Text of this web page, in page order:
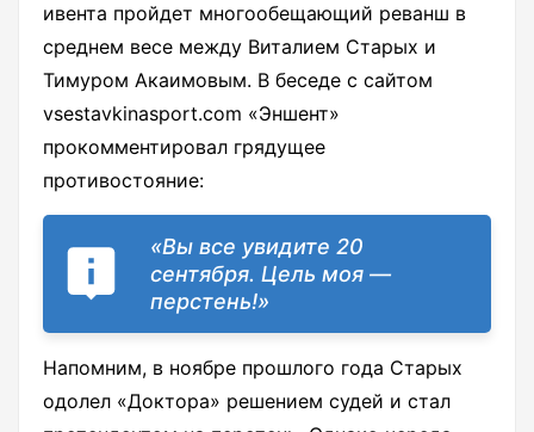
ивента пройдет многообещающий реванш в
среднем весе между Виталием Старых и
Тимуром Акаимовым. В беседе с сайтом
vsestavkinasport.com «Эншент»
прокомментировал грядущее
противостояние:
«Вы все увидите 20
сентября. Цель моя —
перстень!»
Напомним, в ноябре прошлого года Старых
одолел «Доктора» решением судей и стал